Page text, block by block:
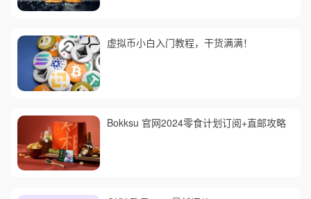
虚拟币小白入门教程，干货满满！
Bokksu 官网2024零食计划订阅+直邮攻略